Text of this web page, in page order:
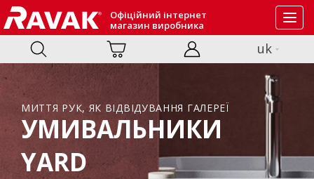
Офіційний інтернет
магазин виробника
uk
МИТТЯ РУК, ЯК ВІДВІДУВАННЯ ГАЛЕРЕЇ
УМИВАЛЬНИКИ
YARD